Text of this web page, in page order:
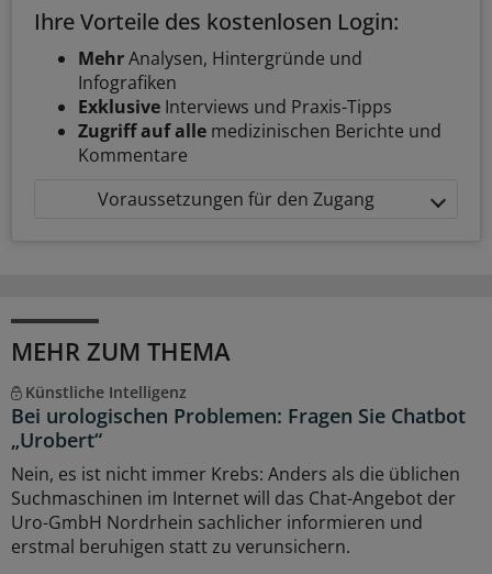
Ihre Vorteile des kostenlosen Login:
MehrAnalysen, Hintergründe und
Infografiken
Exklusive Interviews und Praxis-Tipps
Zugriff auf alle medizinischen Berichte und
Kommentare
Voraussetzungen für den Zugang
MEHR ZUM THEMA
Künstliche Intelligenz
Bei urologischen Problemen: Fragen Sie Chatbot
„Urobert“
Nein, es ist nicht immer Krebs: Anders als die üblichen
Suchmaschinen im Internet will das Chat-Angebot der
Uro-GmbH Nordrhein sachlicher informieren und
erstmal beruhigen statt zu verunsichern.